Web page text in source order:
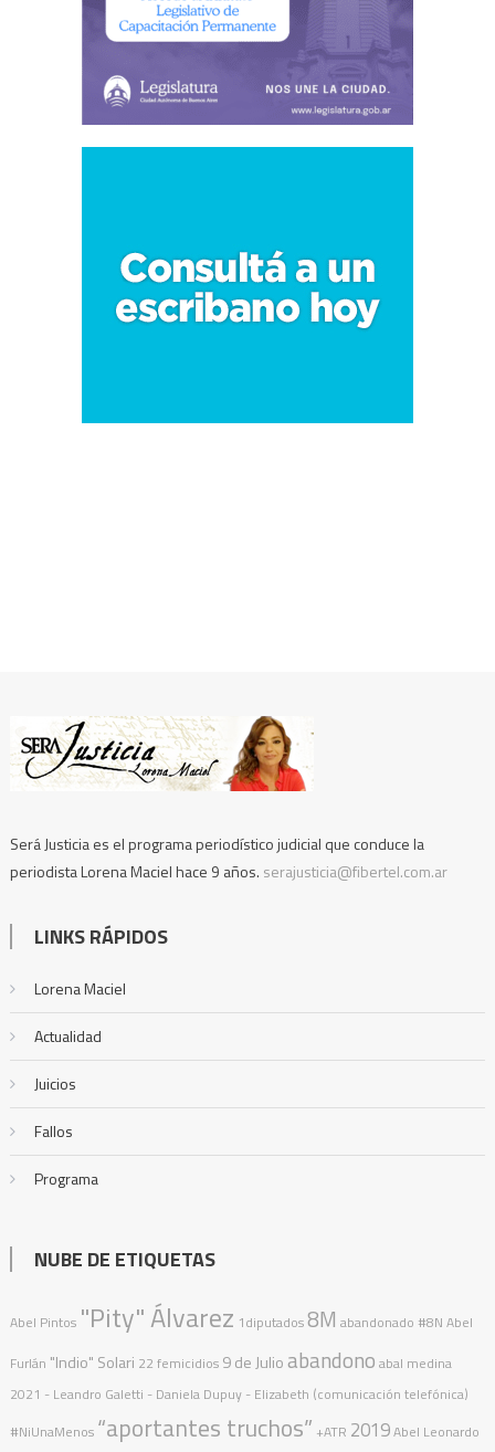
Será Justicia es el programa periodístico judicial que conduce la
periodista Lorena Maciel hace 9 años. serajusticia@fibertel.com.ar
LINKS RÁPIDOS
Lorena Maciel
Actualidad
Juicios
Fallos
Programa
NUBE DE ETIQUETAS
Abel Pintos "Pity" Álvarez 1diputados8M abandonado #8N Abel
Furlán "Indio" Solari 22 femicidios 9 de Julioabandono abal medina
2021 - Leandro Galetti - Daniela Dupuy - Elizabeth (comunicación telefónica)
#NiUnaMenos “aportantes truchos” +ATR 2019Abel Leonardo